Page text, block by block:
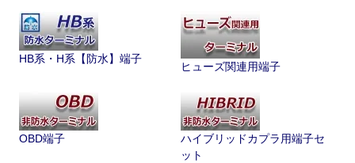
HB系・H系【防水】端子
ヒューズ関連用端子
OBD端子
ハイブリッドカプラ用端子セ
ット